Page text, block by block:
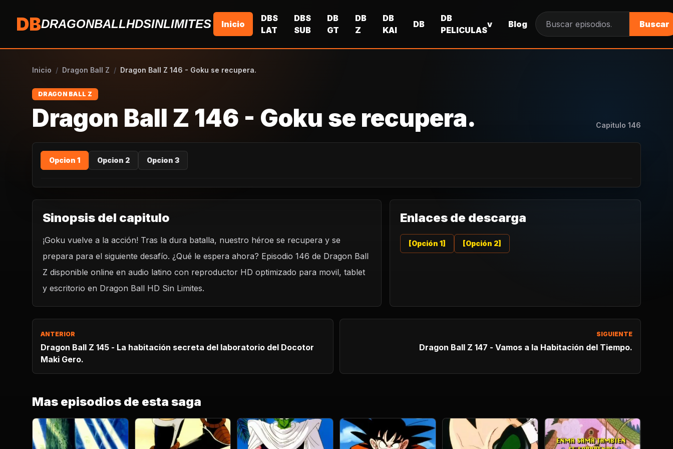
DBDRAGONBALLHDSINLIMITES Inicio
DBS
LAT
DBS
SUB
DB
GT
DB
Z
DB
KAI
DB
DB
PELICULAS
v Blog
Buscar episodios
Buscar
Inicio / Dragon Ball Z / Dragon Ball Z 146 - Goku se recupera.
DRAGON BALL Z
Dragon Ball Z 146 - Goku se recupera. Capitulo 146
Opcion 1 Opcion 2 Opcion 3
REPRODUCIR CAPITULO
Dragon Ball Z 146 - Goku se recupera.
CARGAR REPRODUCTOR
Sinopsis del capitulo
¡Goku vuelve a la acción! Tras la dura batalla, nuestro héroe se recupera y se
prepara para el siguiente desafío. ¿Qué le espera ahora? Episodio 146 de Dragon Ball
Z disponible online en audio latino con reproductor HD optimizado para movil, tablet
y escritorio en Dragon Ball HD Sin Limites.
Enlaces de descarga
[Opción 1] [Opción 2]
ANTERIOR
Dragon Ball Z 145 - La habitación secreta del laboratorio del Docotor
Maki Gero.
SIGUIENTE
Dragon Ball Z 147 - Vamos a la Habitación del Tiempo.
Mas episodios de esta saga